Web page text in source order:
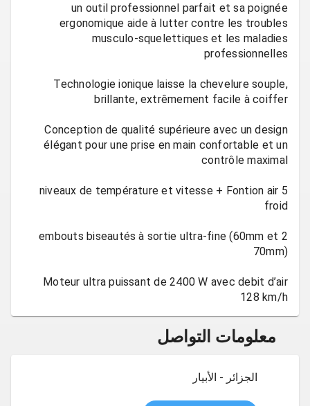
un outil professionnel parfait et sa poignée
ergonomique aide à lutter contre les troubles
musculo-squelettiques et les maladies
Technologie ionique laisse la chevelure souple,
brillante, extrêmement facile à coiffer
Conception de qualité supérieure avec un design
élégant pour une prise en main confortable et un
5 niveaux de température et vitesse + Fontion air
2 embouts biseautés à sortie ultra-fine (60mm et
Moteur ultra puissant de 2400 W avec debit d’air
128 km/h
معلومات التواصل
الجزائر - الأبيار